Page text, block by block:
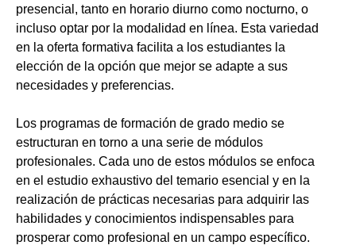
presencial, tanto en horario diurno como nocturno, o
incluso optar por la modalidad en línea. Esta variedad
en la oferta formativa facilita a los estudiantes la
elección de la opción que mejor se adapte a sus
necesidades y preferencias.
Los programas de formación de grado medio se
estructuran en torno a una serie de módulos
profesionales. Cada uno de estos módulos se enfoca
en el estudio exhaustivo del temario esencial y en la
realización de prácticas necesarias para adquirir las
habilidades y conocimientos indispensables para
prosperar como profesional en un campo específico.